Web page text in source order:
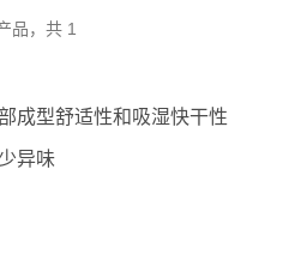
品，共 1
成型舒适性和吸湿快干性
异味